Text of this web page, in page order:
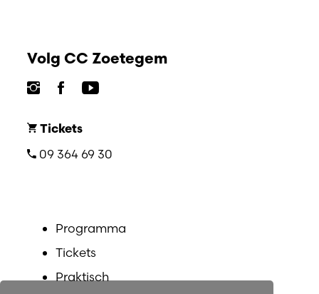
Volg CC Zoetegem
Tickets
09 364 69 30
Programma
Tickets
Praktisch